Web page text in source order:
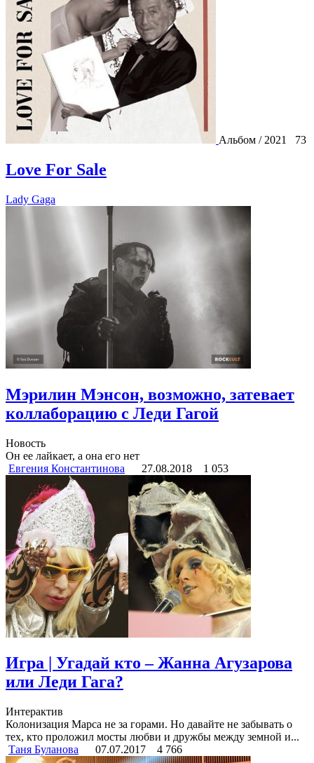
Альбом / 2021 73
Love For Sale
Lady Gaga
Мэрилин Мэнсон, возможно, затевает
коллаборацию с Леди Гагой
Новость
Он ее лайкает, а она его нет
Евгения Константинова
27.08.2018 1 053
Игра | Угадай кто ‒ Жанна Агузарова
или Леди Гага?
Интерактив
Колонизация Марса не за горами. Но давайте не забывать о
тех, кто проложил мосты любви и дружбы между земной и...
Таня Буланова
07.07.2017 4 766